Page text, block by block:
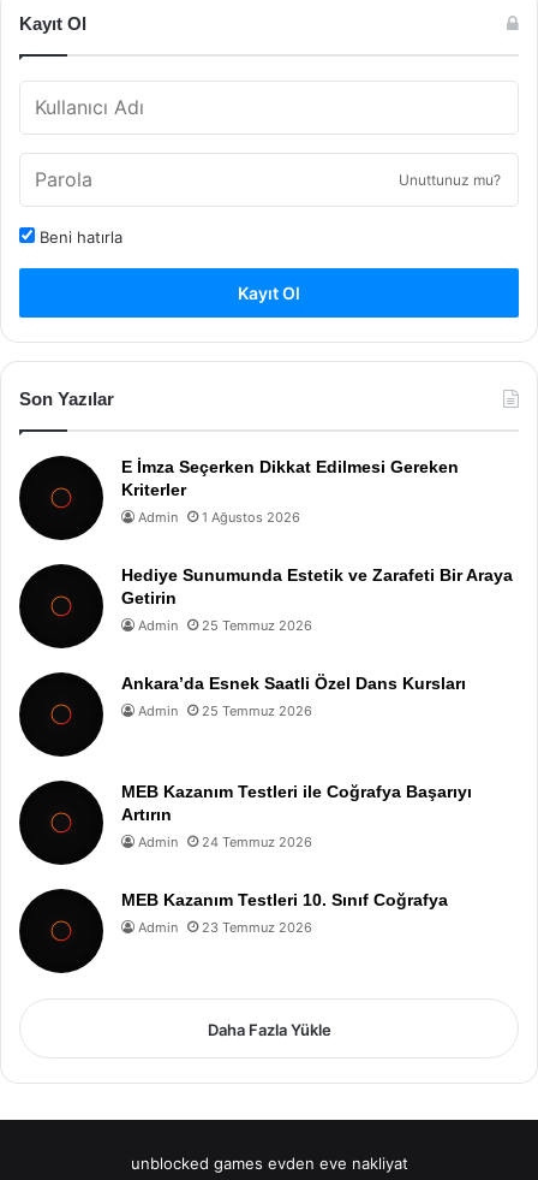
Kayıt Ol
Unuttunuz mu?
Beni hatırla
Kayıt Ol
Son Yazılar
E İmza Seçerken Dikkat Edilmesi Gereken
Kriterler
Admin 1 Ağustos 2026
Hediye Sunumunda Estetik ve Zarafeti Bir Araya
Getirin
Admin 25 Temmuz 2026
Ankara’da Esnek Saatli Özel Dans Kursları
Admin 25 Temmuz 2026
MEB Kazanım Testleri ile Coğrafya Başarıyı
Artırın
Admin 24 Temmuz 2026
MEB Kazanım Testleri 10. Sınıf Coğrafya
Admin 23 Temmuz 2026
Daha Fazla Yükle
unblocked games evden eve nakliyat